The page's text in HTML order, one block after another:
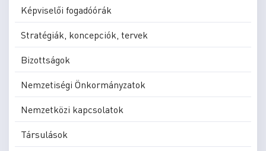
Képviselői fogadóórák
Stratégiák, koncepciók, tervek
Bizottságok
Nemzetiségi Önkormányzatok
Nemzetközi kapcsolatok
Társulások